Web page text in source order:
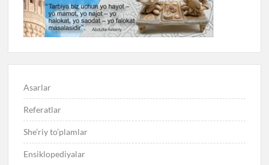
Asarlar
Referatlar
She’riy to’plamlar
Ensiklopediyalar